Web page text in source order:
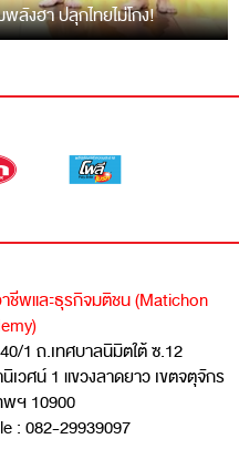
ลังฮา ปลุกไทยไม่โกง!
ชีพและธุรกิจมติชน (Matichon
1 ถ.เทศบาลนิมิตใต้ ซ.12
นิเวศน์ 1 แขวงลาดยาว เขตจตุจักร
พฯ 10900
: 082-29939097